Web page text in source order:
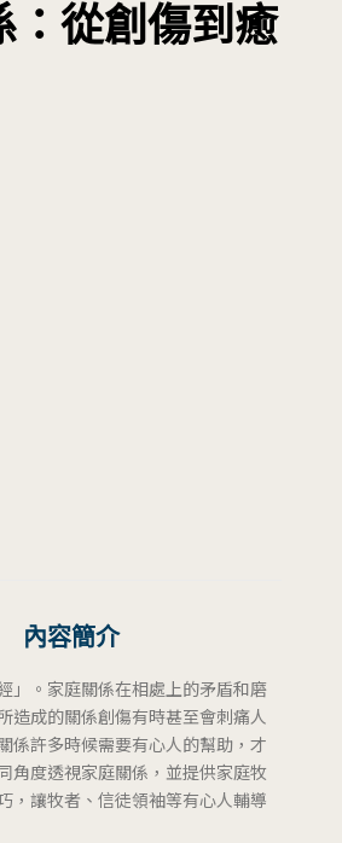
：從創傷到癒
內容簡介
」。家庭關係在相處上的矛盾和磨
造成的關係創傷有時甚至會刺痛人
係許多時候需要有心人的幫助，才
角度透視家庭關係，並提供家庭牧
，讓牧者、信徒領袖等有心人輔導